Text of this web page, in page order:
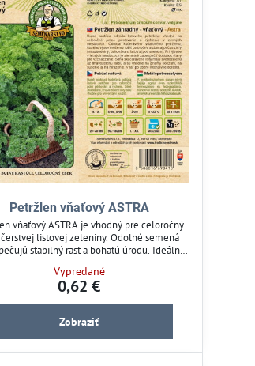
Petržlen vňaťový ASTRA
vňaťový ASTRA je vhodný pre celoročný
listovej zeleniny. Odolné semená
stabilný rast a bohatú úrodu. Ideálny
starostlivosti o záhradnú úrodu s
jednoduchou údržbou.
Vypredané
0,62 €
Zobraziť